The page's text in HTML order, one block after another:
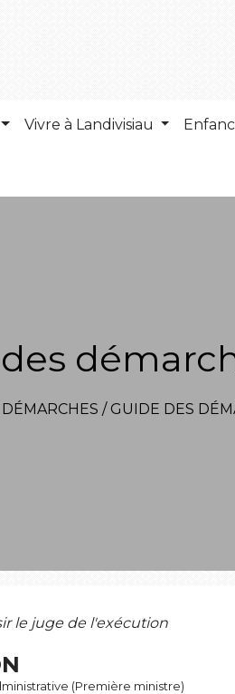
Vivre à Landivisiau
DÉMARCHES / GUIDE DES
le juge de l'exécution
(Première ministre)